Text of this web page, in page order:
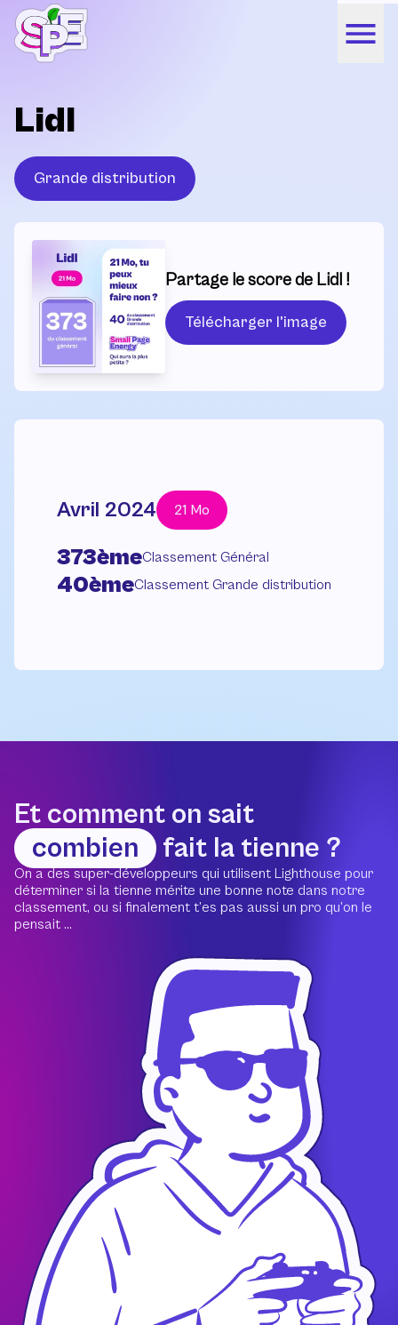
Lidl
Grande distribution
Partage le score de Lidl !
Télécharger l'image
Avril 2024 21 Mo
373èmeClassement Général
40èmeClassement Grande distribution
Et comment on sait
combien
fait la tienne ?
On a des super-développeurs qui utilisent Lighthouse pour
déterminer si la tienne mérite une bonne note dans notre
classement, ou si finalement t’es pas aussi un pro qu’on le
pensait ...